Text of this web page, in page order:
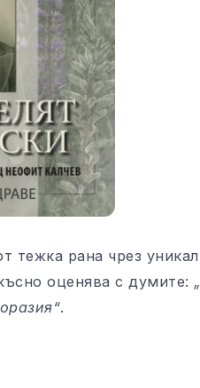
тежка рана чрез
оценява с думите:
.